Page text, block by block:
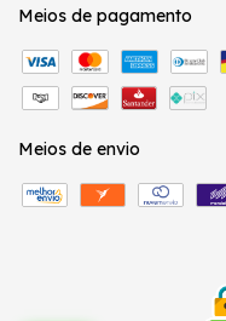
Meios de pagamento
Meios de envio